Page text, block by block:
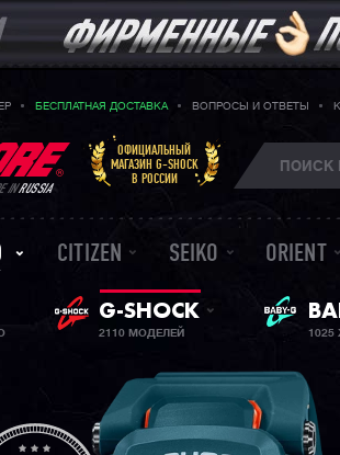
БЕСПЛАТНАЯ ДОСТАВКА ВОПРОСЫ И ОТВЕТЫ
INRUSSIA
ОФИЦИАЛЬНЫЙ
МАГАЗИН G-SHOCK
В РОССИИ
CITIZEN SEIKO ORIENT
G-SHOCK
2110 МОДЕЛЕЙ